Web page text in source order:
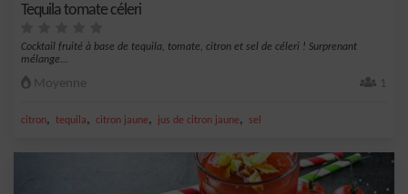
Tequila tomate céleri
Cocktail fruité à base de tequila, tomate, citron et sel de céleri ! Surprenant
mélange...
Moyenne 1
citron, tequila, citron jaune, jus de citron jaune, sel